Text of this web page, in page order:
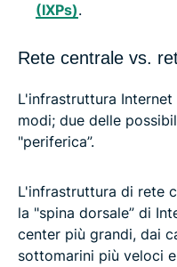
(IXPs).
Rete centrale vs.
L'infrastruttura
modi; due delle
"periferica”.
L'infrastruttura di rete
la "spina dorsale” di
center più grandi, dai
sottomarini più veloci